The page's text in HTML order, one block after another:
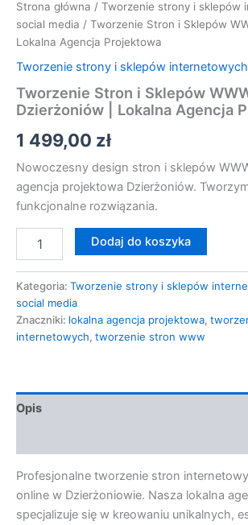
Strona główna / Tworzenie strony i sklepów
social media / Tworzenie Stron i Sklepów
Lokalna Agencja Projektowa
Tworzenie strony i sklepów
Tworzenie Stron i Sklepów
Dzierżoniów | Lokalna Agencja
1 499,00 zł
Nowoczesny design stron i sklepów
agencja projektowa Dzierżoniów.
funkcjonalne rozwiązania.
Dodaj do koszyka
Kategoria: Tworzenie strony i sklepów
social media
Znaczniki: lokalna agencja projektowa,
internetowych, tworzenie stron www
Opis
Profesjonalne tworzenie stron
online w Dzierżoniowie. Nasza lokalna
specjalizuje się w kreowaniu unikalnych,